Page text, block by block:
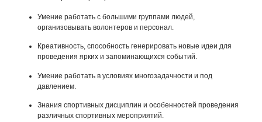
Умение работать с большими группами людей,
организовывать волонтеров и персонал.
Креативность, способность генерировать новые идеи для
проведения ярких и запоминающихся событий.
Умение работать в условиях многозадачности и под
давлением.
Знания спортивных дисциплин и особенностей проведения
различных спортивных мероприятий.